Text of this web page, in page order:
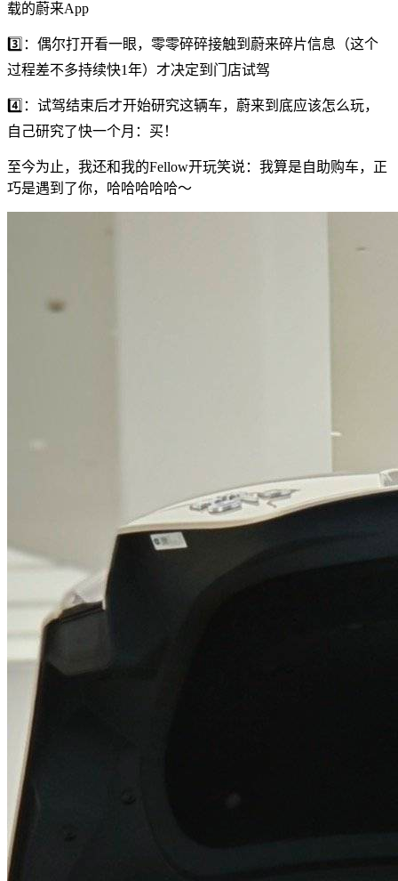
载的蔚来App
3️⃣：偶尔打开看一眼，零零碎碎接触到蔚来碎片信息（这个
过程差不多持续快1年）才决定到门店试驾
4️⃣：试驾结束后才开始研究这辆车，蔚来到底应该怎么玩，
自己研究了快一个月：买！
至今为止，我还和我的Fellow开玩笑说：我算是自助购车，正
巧是遇到了你，哈哈哈哈哈～